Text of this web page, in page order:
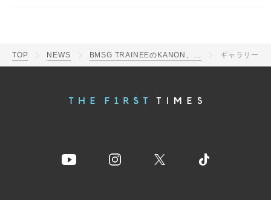
TOP NEWS ギャラリー